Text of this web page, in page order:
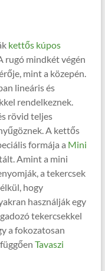
kettős kúpos
rugó mindkét végén
mint a közepén.
lineáris és
rendelkeznek.
rövid teljes
A kettős
formája a Mini
Amint a mini
a tekercsek
hogy
használják egy
tekercsekkel
a fokozatosan
Tavaszi